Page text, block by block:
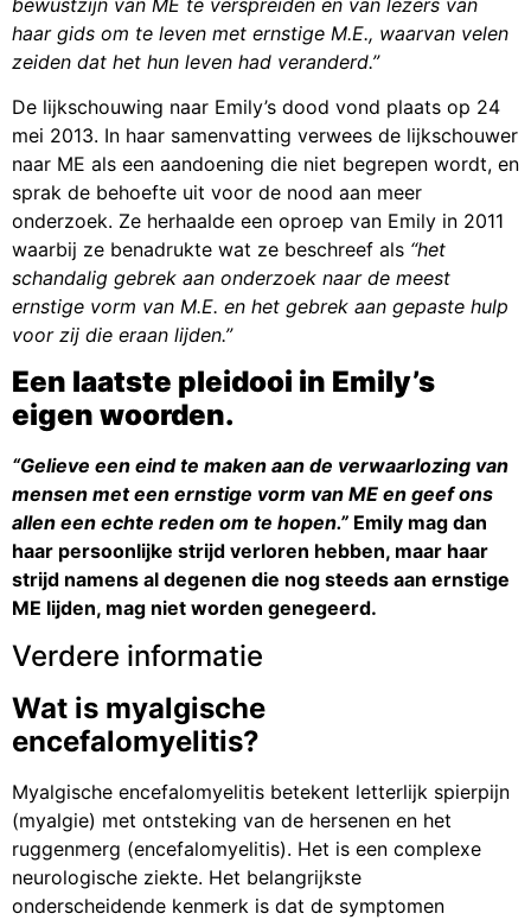
haar gids om te leven met ernstige M.E., waarvan velen
zeiden dat het hun leven had veranderd.”
De lijkschouwing naar Emily’s dood vond plaats op 24
mei 2013. In haar samenvatting verwees de lijkschouwer
naar ME als een aandoening die niet begrepen wordt, en
sprak de behoefte uit voor de nood aan meer
onderzoek. Ze herhaalde een oproep van Emily in 2011
waarbij ze benadrukte wat ze beschreef als “het
schandalig gebrek aan onderzoek naar de meest
ernstige vorm van M.E. en het gebrek aan gepaste hulp
voor zij die eraan lijden.”
Een laatste pleidooi in Emily’s
eigen woorden.
“Gelieve een eind te maken aan de verwaarlozing van
mensen met een ernstige vorm van ME en geef ons
allen een echte reden om te hopen.” Emily mag dan
haar persoonlijke strijd verloren hebben, maar haar
strijd namens al degenen die nog steeds aan ernstige
ME lijden, mag niet worden genegeerd.
Verdere informatie
Wat is myalgische
encefalomyelitis?
Myalgische encefalomyelitis betekent letterlijk spierpijn
(myalgie) met ontsteking van de hersenen en het
ruggenmerg (encefalomyelitis). Het is een complexe
neurologische ziekte. Het belangrijkste
onderscheidende kenmerk is dat de symptomen